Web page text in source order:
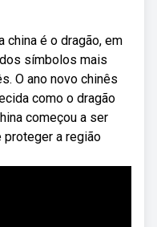
china é o dragão, em
símbolos mais
O ano novo chinês
como o dragão
começou a ser
proteger a região